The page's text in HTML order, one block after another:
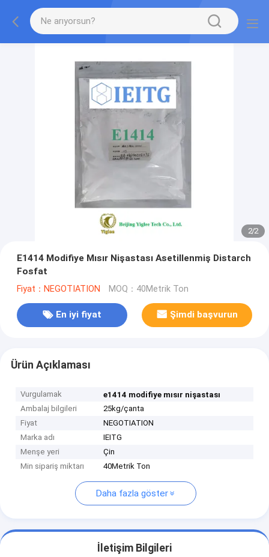
2/2
E1414 Modifiye Mısır Nişastası Asetillenmiş Distarch
Fosfat
Fiyat：NEGOTIATION MOQ：40Metrik Ton
En iyi fiyat Şimdi başvurun
Ürün Açıklaması
Vurgulamak
e1414 modifiye mısır nişastası
Ambalaj bilgileri
25kg/çanta
Fiyat
NEGOTIATION
Marka adı
IEITG
Menşe yeri
Çin
Min sipariş miktarı
40Metrik Ton
Daha fazla göster
İletişim Bilgileri